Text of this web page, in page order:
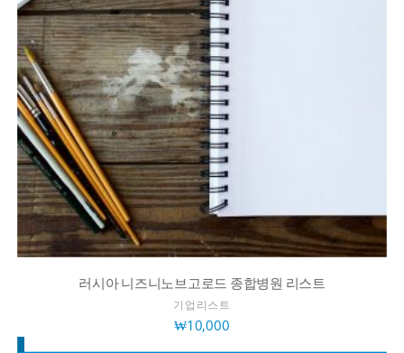
러시아 니즈니노브고로드 종합병원 리스트
기업리스트
₩10,000